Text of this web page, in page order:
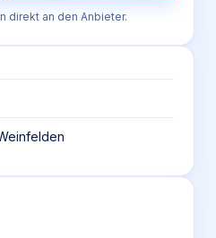
direkt an den Anbieter.